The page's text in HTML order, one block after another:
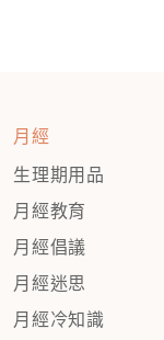
月經
生理期用品
月經教育
月經倡議
月經迷思
月經冷知識